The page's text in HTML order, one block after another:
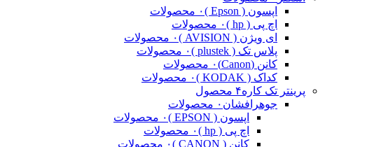
اپسون ( Epson )
۰ محصولات
اچ پی ( hp )
۰ محصولات
ای ویژن ( AVISION )
۰ محصولات
پلاس تک ( plustek )
۰ محصولات
کانن (Canon)
۰ محصولات
کداک ( KODAK )
۰ محصولات
پرینتر تک کاره۴ محصول
جوهرافشان ۰ محصولات
اپسون ( EPSON )
۰ محصولات
اچ پی ( hp )
۰ محصولات
کانن ( CANON )
۰ محصولات